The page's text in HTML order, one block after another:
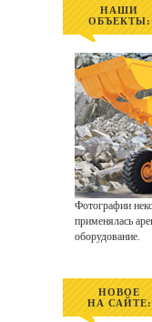
НАШИ
ОБЪЕКТЫ:
Фотографии
применялась
оборудование.
НОВОЕ
НА САЙТЕ: